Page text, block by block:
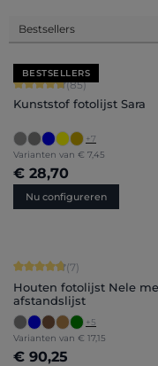
BESTSELLERS
Gemiddelde waardering
(85)
Kunststof fotolijst Sara
+7
Varianten van € 7,45
€ 28,70
Nu configureren
Gemiddelde waardering
(7)
Houten fotolijst Nele
afstandslijst
+5
Varianten van € 17,15
€ 90,25